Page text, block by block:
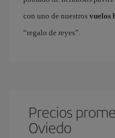
con uno de nuestros vuelos
“regalo de reyes”.
Precios
Oviedo